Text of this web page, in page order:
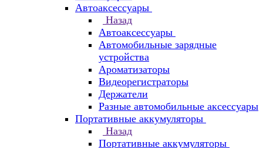
Автоаксессуары
Назад
Автоаксессуары
Автомобильные зарядные
устройства
Ароматизаторы
Видеорегистраторы
Держатели
Разные автомобильные аксессуары
Портативные аккумуляторы
Назад
Портативные аккумуляторы